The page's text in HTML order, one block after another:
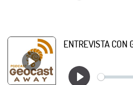
ENTREVISTA CON